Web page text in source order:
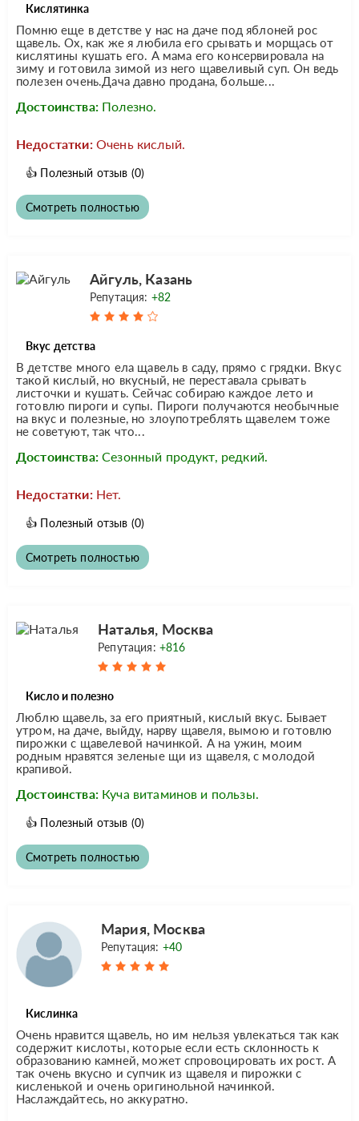
Кислятинка
Помню еще в детстве у нас на даче под яблоней рос
щавель. Ох, как же я любила его срывать и морщась от
кислятины кушать его. А мама его консервировала на
зиму и готовила зимой из него щавеливый суп. Он ведь
полезен очень.Дача давно продана, больше...
Достоинства: Полезно.
Недостатки: Очень кислый.
👍 Полезный отзыв (0)
Смотреть полностью
Айгуль, Казань
Репутация: +82
Вкус детства
В детстве много ела щавель в саду, прямо с грядки. Вкус
такой кислый, но вкусный, не переставала срывать
листочки и кушать. Сейчас собираю каждое лето и
готовлю пироги и супы. Пироги получаются необычные
на вкус и полезные, но злоупотреблять щавелем тоже
не советуют, так что...
Достоинства: Сезонный продукт, редкий.
Недостатки: Нет.
👍 Полезный отзыв (0)
Смотреть полностью
Наталья, Москва
Репутация: +816
Кисло и полезно
Люблю щавель, за его приятный, кислый вкус. Бывает
утром, на даче, выйду, нарву щавеля, вымою и готовлю
пирожки с щавелевой начинкой. А на ужин, моим
родным нравятся зеленые щи из щавеля, с молодой
крапивой.
Достоинства: Куча витаминов и пользы.
👍 Полезный отзыв (0)
Смотреть полностью
Мария, Москва
Репутация: +40
Кислинка
Очень нравится щавель, но им нельзя увлекаться так как
содержит кислоты, которые если есть склонность к
образованию камней, может спровоцировать их рост. А
так очень вкусно и супчик из щавеля и пирожки с
кисленькой и очень оригинольной начинкой.
Наслаждайтесь, но аккуратно.